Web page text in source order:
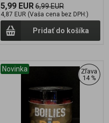
5,99 EUR6,99 EUR
4,87 EUR (Vaša cena bez DPH:)
Pridať do košíka
Novinka
Zľava
14 %